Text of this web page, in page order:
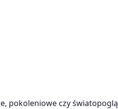
pokoleniowe czy